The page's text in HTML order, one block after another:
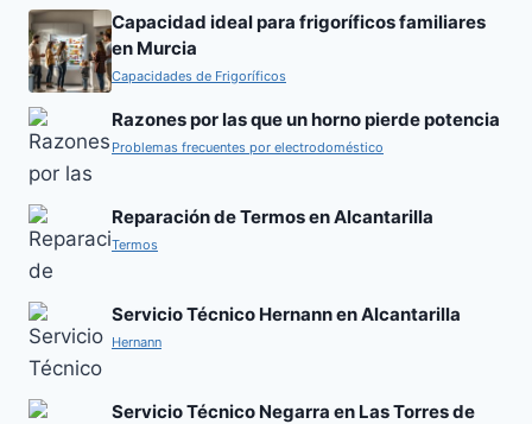
Capacidad ideal para frigoríficos familiares
en Murcia
Capacidades de Frigoríficos
Razones por las que un horno pierde potencia
Problemas frecuentes por electrodoméstico
Reparación de Termos en Alcantarilla
Termos
Servicio Técnico Hernann en Alcantarilla
Hernann
Servicio Técnico Negarra en Las Torres de